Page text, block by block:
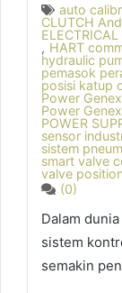
auto
CLUTCH
, HART
hydraulic
pemasok
posisi katup
Power
Power
POWER
sensor
sistem
smart valve
valve
(0)
Dalam
sistem
semakin